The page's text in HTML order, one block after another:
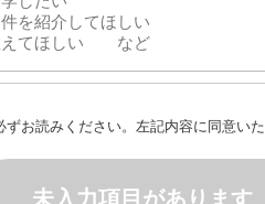
ずお読みください。左記内容に同意い
未入力項目があります